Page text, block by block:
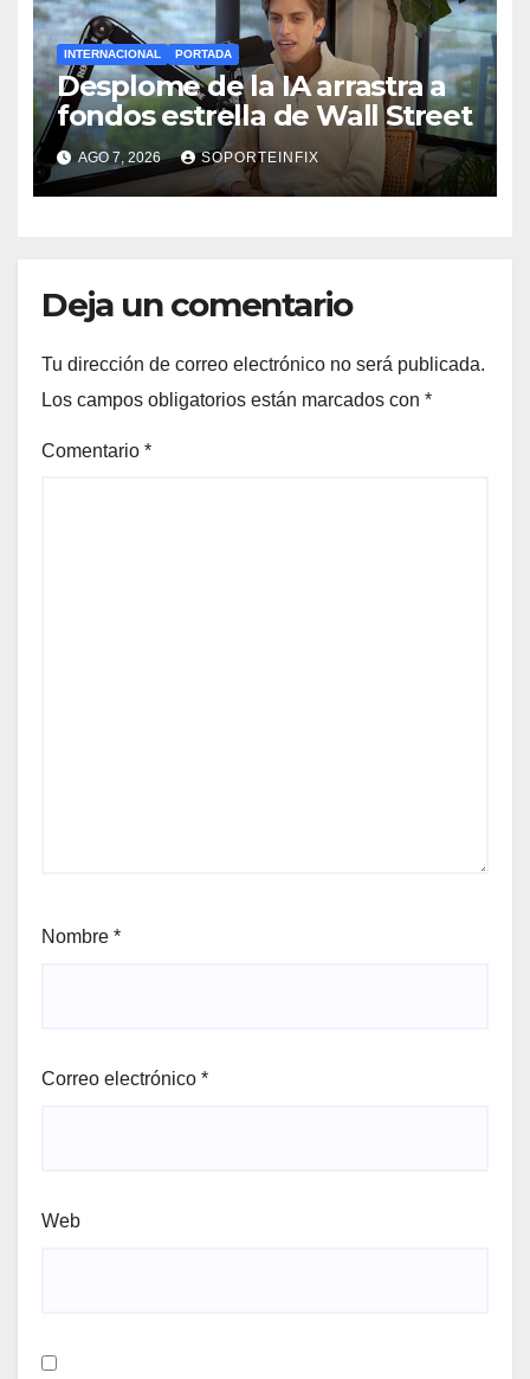
INTERNACIONAL PORTADA
Desplome de la IA arrastra a
fondos estrella de Wall Street
AGO 7, 2026 SOPORTEINFIX
Deja un comentario
Tu dirección de correo electrónico no será publicada.
Los campos obligatorios están marcados con *
Comentario *
Nombre *
Correo electrónico *
Web